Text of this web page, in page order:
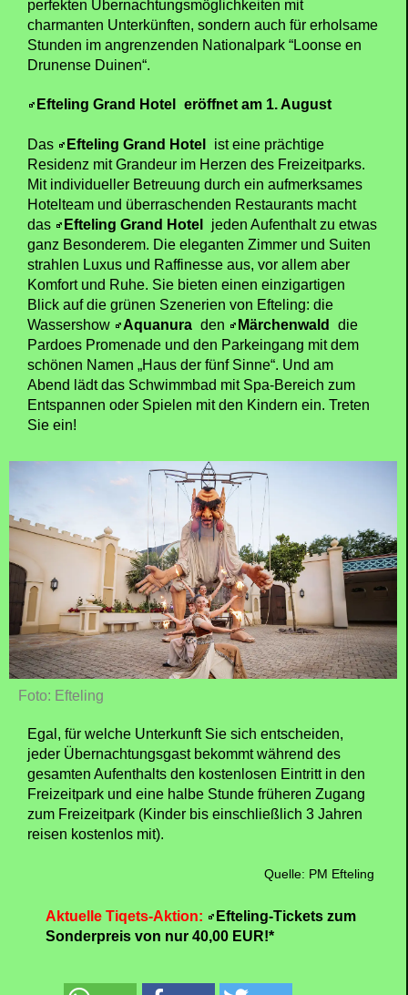
perfekten Übernachtungsmöglichkeiten mit
charmanten Unterkünften, sondern auch für erholsame
Stunden im angrenzenden Nationalpark “Loonse en
Drunense Duinen“.
Efteling Grand Hotel eröffnet am 1. August
Das Efteling Grand Hotel
ist eine prächtige
Residenz mit Grandeur im Herzen des Freizeitparks.
Mit individueller Betreuung durch ein aufmerksames
Hotelteam und überraschenden Restaurants macht
das
Efteling Grand Hotel
jeden Aufenthalt zu etwas
ganz Besonderem. Die eleganten Zimmer und Suiten
strahlen Luxus und Raffinesse aus, vor allem aber
Komfort und Ruhe. Sie bieten einen einzigartigen
Blick auf die grünen Szenerien von Efteling: die
Wassershow
Aquanura den Märchenwald
die
Pardoes Promenade und den Parkeingang mit dem
schönen Namen „Haus der fünf Sinne“. Und am
Abend lädt das Schwimmbad mit Spa-Bereich zum
Entspannen oder Spielen mit den Kindern ein. Treten
Sie ein!
Foto: Efteling
Egal, für welche Unterkunft Sie sich entscheiden,
jeder Übernachtungsgast bekommt während des
gesamten Aufenthalts den kostenlosen Eintritt in den
Freizeitpark und eine halbe Stunde früheren Zugang
zum Freizeitpark (Kinder bis einschließlich 3 Jahren
reisen kostenlos mit).
Quelle: PM Efteling
Aktuelle Tiqets-Aktion:
Efteling-Tickets zum
Sonderpreis von nur 40,00 EUR!*